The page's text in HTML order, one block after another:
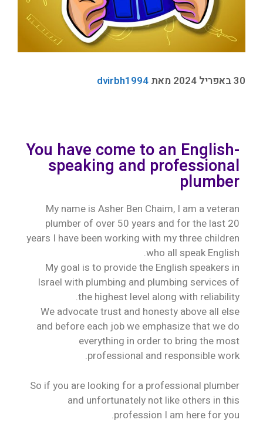
30 באפריל 2024 מאת dvirbh1994
You have come to an English-
speaking and professional
plumber
My name is Asher Ben Chaim, I am a veteran
plumber of over 50 years and for the last 20
years I have been working with my three children
who all speak English.
My goal is to provide the English speakers in
Israel with plumbing and plumbing services of
the highest level along with reliability.
We advocate trust and honesty above all else
and before each job we emphasize that we do
everything in order to bring the most
professional and responsible work.
So if you are looking for a professional plumber
and unfortunately not like others in this
profession I am here for you.